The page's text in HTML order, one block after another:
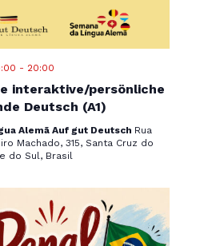
- 20:00
interaktive/persönliche
Deutsch (A1)
Alemã Auf gut Deutsch Rua
Machado, 315, Santa Cruz do
do Sul, Brasil